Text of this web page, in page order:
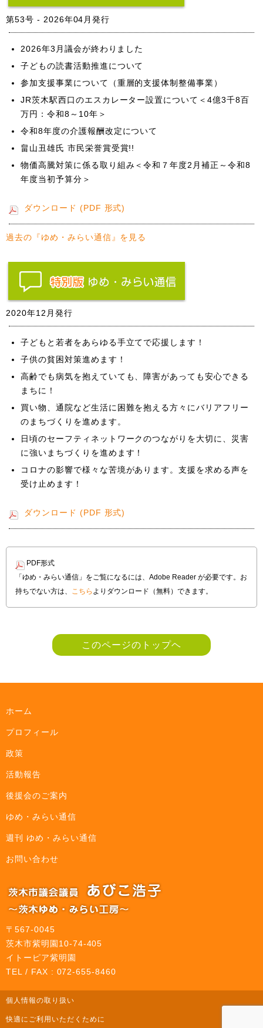
第53号 - 2026年04月発行
2026年3月議会が終わりました
子どもの読書活動推進について
参加支援事業について（重層的支援体制整備事業）
JR茨木駅西口のエスカレーター設置について＜4億3千8百
万円：令和8～10年＞
令和8年度の介護報酬改定について
畠山丑雄氏 市民栄誉賞受賞!!
物価高騰対策に係る取り組み＜令和７年度2月補正～令和8
年度当初予算分＞
ダウンロード (PDF 形式)
過去の『ゆめ・みらい通信』を見る
2020年12月発行
子どもと若者をあらゆる手立てで応援します！
子供の貧困対策進めます！
高齢でも病気を抱えていても、障害があっても安心できる
まちに！
買い物、通院など生活に困難を抱える方々にバリアフリー
のまちづくりを進めます。
日頃のセーフティネットワークのつながりを大切に、災害
に強いまちづくりを進めます！
コロナの影響で様々な苦境があります。支援を求める声を
受け止めます！
ダウンロード (PDF 形式)
PDF形式
「ゆめ・みらい通信」をご覧になるには、Adobe Reader が必要です。お
持ちでない方は、 こちら よりダウンロード（無料）できます。
このページのトップヘ
ホーム
プロフィール
政策
活動報告
後援会のご案内
ゆめ・みらい通信
週刊 ゆめ・みらい通信
お問い合わせ
〒567-0045
茨木市紫明園10-74-405
イトーピア紫明園
TEL / FAX : 072-655-8460
個人情報の取り扱い
快適にご利用いただくために